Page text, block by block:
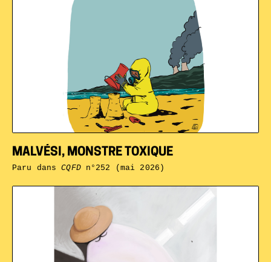
MALVÉSI, MONSTRE TOXIQUE
Paru dansCQFDn°252 (mai 2026)